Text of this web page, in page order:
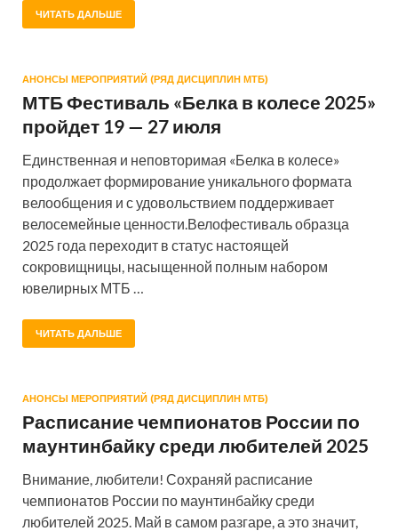
ЧИТАТЬ ДАЛЬШЕ
АНОНСЫ МЕРОПРИЯТИЙ (РЯД ДИСЦИПЛИН МТБ)
МТБ Фестиваль «Белка в колесе 2025»
пройдет 19 — 27 июля
Единственная и неповторимая «Белка в колесе»
продолжает формирование уникального формата
велообщения и с удовольствием поддерживает
велосемейные ценности.Велофестиваль образца
2025 года переходит в статус настоящей
сокровищницы, насыщенной полным набором
ювелирных МТБ …
ЧИТАТЬ ДАЛЬШЕ
АНОНСЫ МЕРОПРИЯТИЙ (РЯД ДИСЦИПЛИН МТБ)
Расписание чемпионатов России по
маунтинбайку среди любителей 2025
Внимание, любители! Сохраняй расписание
чемпионатов России по маунтинбайку среди
любителей 2025. Май в самом разгаре, а это значит,